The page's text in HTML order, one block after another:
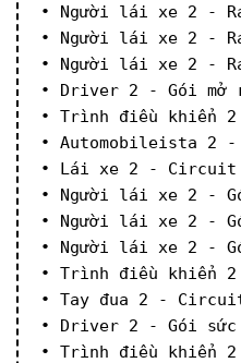
• Người lái xe 2 -
• Người lái xe 2 -
• Người lái xe 2 -
• Driver 2 - Gói mở
• Trình điều khiển 2
• Automobileista 2
• Lái xe 2 - Circuit
• Người lái xe 2 -
• Người lái xe 2 -
• Người lái xe 2 -
• Trình điều khiển 2
• Tay đua 2 - Circuit
• Driver 2 - Gói sức
• Trình điều khiển